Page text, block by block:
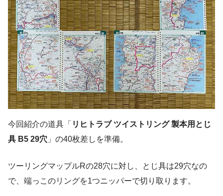
今回紹介の道具「 リヒトラブ ツイストリング 製本用とじ
具 B5 29穴 」の40枚差しを準備。
ツーリングマップルRの28穴に対し、とじ具は29穴なの
で、端っこのリングを1つニッパーで切り取ります。